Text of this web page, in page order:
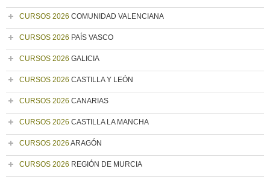
CURSOS 2026 COMUNIDAD VALENCIANA
CURSOS 2026 PAÍS VASCO
CURSOS 2026 GALICIA
CURSOS 2026 CASTILLA Y LEÓN
CURSOS 2026 CANARIAS
CURSOS 2026 CASTILLA LA MANCHA
CURSOS 2026 ARAGÓN
CURSOS 2026 REGIÓN DE MURCIA